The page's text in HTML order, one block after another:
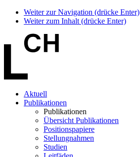
Weiter zur Navigation (drücke Enter)
Weiter zum Inhalt (drücke Enter)
Aktuell
Publikationen
Publikationen
Übersicht Publikationen
Positionspapiere
Stellungnahmen
Studien